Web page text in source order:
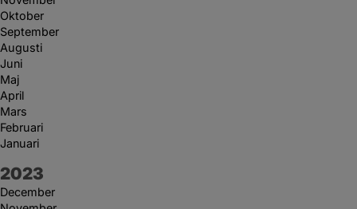
Oktober
September
Augusti
Juni
Maj
April
Mars
Februari
Januari
År:
2023
December